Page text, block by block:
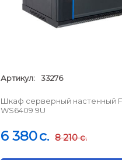
Артикул: 33276
Шкаф серверный настенный
WS6409 9U
6 380c. 8 210 c.